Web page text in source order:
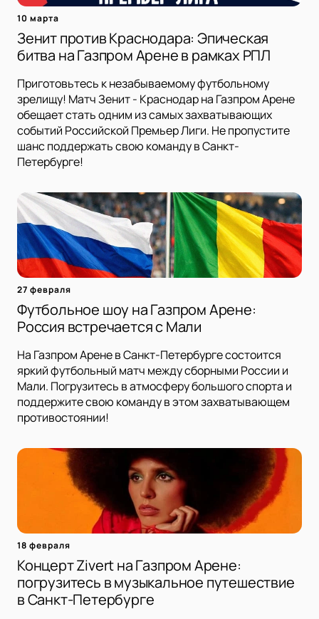
10 марта
Зенит против Краснодара: Эпическая
битва на Газпром Арене в рамках РПЛ
Приготовьтесь к незабываемому футбольному
зрелищу! Матч Зенит - Краснодар на Газпром Арене
обещает стать одним из самых захватывающих
событий Российской Премьер Лиги. Не пропустите
шанс поддержать свою команду в Санкт-
Петербурге!
27 февраля
Футбольное шоу на Газпром Арене:
Россия встречается с Мали
На Газпром Арене в Санкт-Петербурге состоится
яркий футбольный матч между сборными России и
Мали. Погрузитесь в атмосферу большого спорта и
поддержите свою команду в этом захватывающем
противостоянии!
18 февраля
Концерт Zivert на Газпром Арене:
погрузитесь в музыкальное путешествие
в Санкт-Петербурге